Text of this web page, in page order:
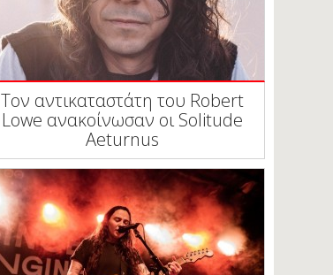
Τον αντικαταστάτη του Robert
Lowe ανακοίνωσαν οι Solitude
Aeturnus